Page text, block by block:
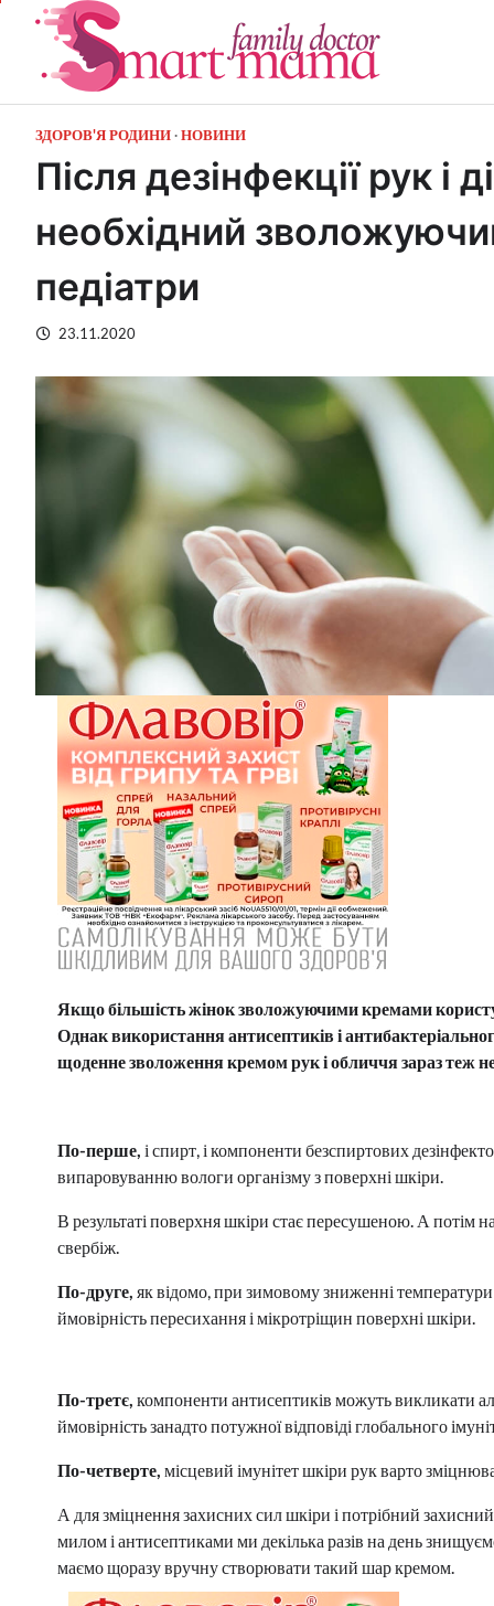
Перейти
ЗДОРОВ'Я РОДИНИ НОВИНИ
Після дезінфекції рук і
необхідний
педіатри
23.11.2020
Якщо більшість жінок зволожуючими кремами
Однак використання антисептиків і
щоденне зволоження кремом рук і обличчя зараз теж
По-перше, і спирт, і компоненти безспиртових
випаровуванню вологи організму з поверхні шкіри.
В результаті поверхня шкіри стає пересушеною. А потім
свербіж.
По-друге, як відомо, при зимовому зниженні температури
ймовірність пересихання і мікротріщин поверхні шкіри.
По-третє, компоненти антисептиків можуть викликати
ймовірність занадто потужної відповіді глобального
По-четверте, місцевий імунітет шкіри рук варто
А для зміцнення захисних сил шкіри і потрібний
милом і антисептиками ми декілька разів на день
маємо щоразу вручну створювати такий шар кремом.